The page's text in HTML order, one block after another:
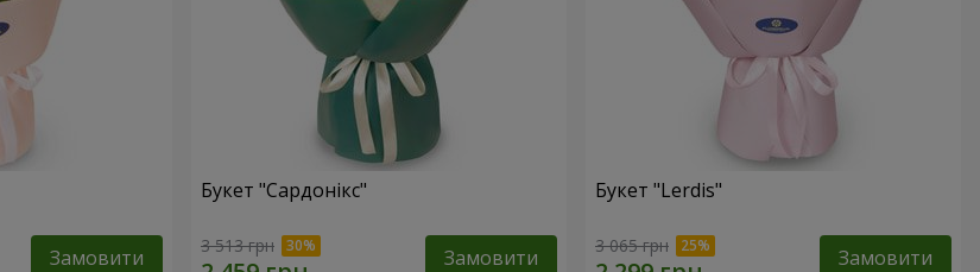
Замовити
Букет "Сардонікс"
3 513 грн Замовити
Букет "Lerdis"
3 065 грн Замовити